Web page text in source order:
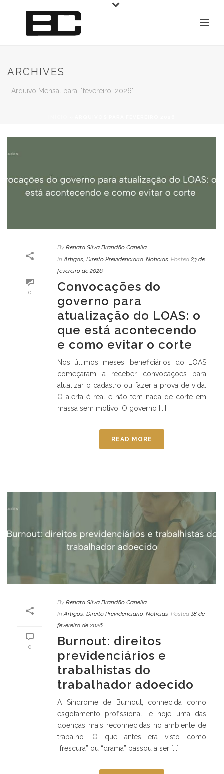
ARCHIVES
Arquivo Mensal para: "fevereiro, 2026"
0
By Renata Silva Brandão Canella
In Artigos Direito Previdenciário, Notícias Posted 23 de
fevereiro de 2026
Convocações do
governo para
atualização do LOAS: o
que está acontecendo
e como evitar o corte
Nos últimos meses, beneficiários do LOAS
começaram a receber convocações para
atualizar o cadastro ou fazer a prova de vida.
O alerta é real e não tem nada de corte em
massa sem motivo. O governo [...]
READ MORE
0
By Renata Silva Brandão Canella
In Artigos, Direito Previdenciário, Notícias Posted 18 de
fevereiro de 2026
Burnout: direitos
previdenciários e
trabalhistas do
trabalhador adoecido
A Síndrome de Burnout, conhecida como
esgotamento profissional, é hoje uma das
doenças mais reconhecidas no ambiente de
trabalho. O que antes era visto como
“frescura” ou “drama” passou a ser [...]